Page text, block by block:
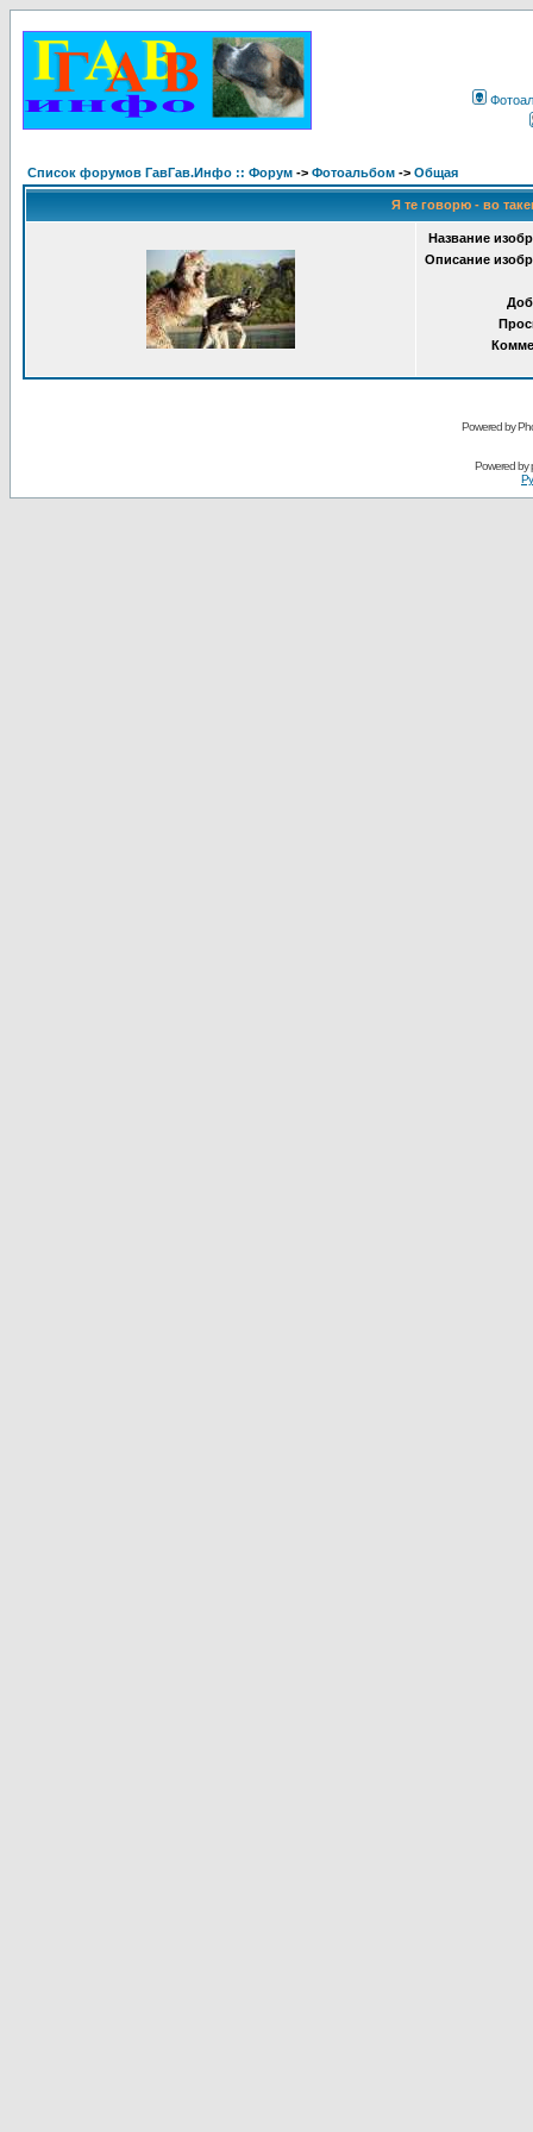
Список форумов ГавГав.Инфо :: Форум -> Фотоальбом -> Общая
Я те говорю - во
Название
Описание
Powered by
Powered by